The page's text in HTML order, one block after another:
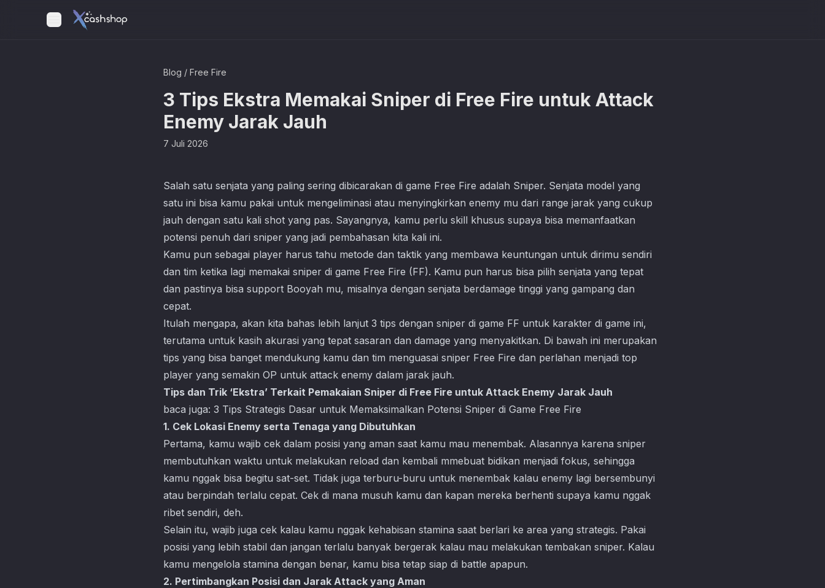
Blog / Free Fire
3 Tips Ekstra Memakai Sniper di Free Fire untuk Attack
Enemy Jarak Jauh
7 Juli 2026
Salah satu senjata yang paling sering dibicarakan di game Free Fire adalah Sniper. Senjata model yang
satu ini bisa kamu pakai untuk mengeliminasi atau menyingkirkan enemy mu dari range jarak yang cukup
jauh dengan satu kali shot yang pas. Sayangnya, kamu perlu skill khusus supaya bisa memanfaatkan
potensi penuh dari sniper yang jadi pembahasan kita kali ini.
Kamu pun sebagai player harus tahu metode dan taktik yang membawa keuntungan untuk dirimu sendiri
dan tim ketika lagi memakai sniper di game Free Fire (FF). Kamu pun harus bisa pilih senjata yang tepat
dan pastinya bisa support Booyah mu, misalnya dengan senjata berdamage tinggi yang gampang dan
cepat.
Itulah mengapa, akan kita bahas lebih lanjut 3 tips dengan sniper di game FF untuk karakter di game ini,
terutama untuk kasih akurasi yang tepat sasaran dan damage yang menyakitkan. Di bawah ini merupakan
tips yang bisa banget mendukung kamu dan tim menguasai sniper Free Fire dan perlahan menjadi top
player yang semakin OP untuk attack enemy dalam jarak jauh.
Tips dan Trik ‘Ekstra’ Terkait Pemakaian Sniper di Free Fire untuk Attack Enemy Jarak Jauh
baca juga: 3 Tips Strategis Dasar untuk Memaksimalkan Potensi Sniper di Game Free Fire
1. Cek Lokasi Enemy serta Tenaga yang Dibutuhkan
Pertama, kamu wajib cek dalam posisi yang aman saat kamu mau menembak. Alasannya karena sniper
membutuhkan waktu untuk melakukan reload dan kembali mmebuat bidikan menjadi fokus, sehingga
kamu nggak bisa begitu sat-set. Tidak juga terburu-buru untuk menembak kalau enemy lagi bersembunyi
atau berpindah terlalu cepat. Cek di mana musuh kamu dan kapan mereka berhenti supaya kamu nggak
ribet sendiri, deh.
Selain itu, wajib juga cek kalau kamu nggak kehabisan stamina saat berlari ke area yang strategis. Pakai
posisi yang lebih stabil dan jangan terlalu banyak bergerak kalau mau melakukan tembakan sniper. Kalau
kamu mengelola stamina dengan benar, kamu bisa tetap siap di battle apapun.
2. Pertimbangkan Posisi dan Jarak Attack yang Aman